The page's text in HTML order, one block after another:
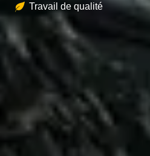
Travail de qualité